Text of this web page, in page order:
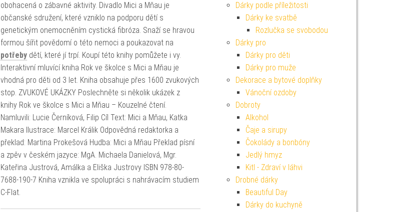
obohacená o zábavné aktivity. Divadlo Mici a Mňau je
občanské sdružení, které vzniklo na podporu dětí s
genetickým onemocněním cystická fibróza. Snaží se hravou
formou šířit povědomí o této nemoci a poukazovat na
potřebydětí, které jí trpí. Koupí této knihy pomůžete i vy.
Interaktivní mluvící kniha Rok ve školce s Mici a Mňau je
vhodná pro děti od 3 let. Kniha obsahuje přes 1600 zvukových
stop. ZVUKOVÉ UKÁZKY Poslechněte si několik ukázek z
knihy Rok ve školce s Mici a Mňau – Kouzelné čtení.
Namluvili: Lucie Černíková, Filip Cíl Text: Mici a Mňau, Katka
Makara Ilustrace: Marcel Králik Odpovědná redaktorka a
překlad: Martina Prokešová Hudba: Mici a Mňau Překlad písní
a zpěv v českém jazyce: MgA. Michaela Danielová, Mgr.
Kateřina Justrová, Amálka a Eliška Justrovy ISBN 978-80-
7688-190-7 Kniha vznikla ve spolupráci s nahrávacím studiem
C-Flat.
Dárky podle příležitosti
Dárky ke svatbě
Rozlučka se svobodou
Dárky pro
Dárky pro děti
Dárky pro muže
Dekorace a bytové doplňky
Vánoční ozdoby
Dobroty
Alkohol
Čaje a sirupy
Čokolády a bonbóny
Jedlý hmyz
Kitl - Zdraví v láhvi
Drobné dárky
Beautiful Day
Dárky do kuchyně